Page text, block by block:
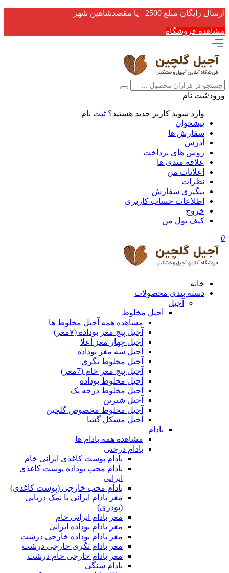
ارسال رایگان مبلغ 2500+ یا مقصدشاهین شهر
مشاهده فروشگاه
ورود/ثبت نام
وارد شوید کاربر جدید هستید؟ ثبت نام
پیشخوان
سفارش ها
آدرس
روش هاي پرداخت
علاقه مندی ها
اعلانات من
نظرات
پیگیری سفارش
اطلاعات حساب كاربری
خروج
کیف پول من
0
خانه
دسته بندی محصولات
آجیل
آجیل مخلوط
مشاهده همه آجیل مخلوط ها
آجیل پنج مغز بوداده (۷مغز)
آجیل چهار مغز اعلا
آجیل سه مغز بوداده
آجیل مخلوط تگری
آجیل پنج مغز خام (7مغز)
آجیل مخلوط بوداده
آجیل مخلوط درجه یک
آجیل شیرین
آجیل مخلوط مخصوص گلچین
آجیل مشکل گشا
بادام
مشاهده همه بادام ها
بادام درختی
بادام پوست کاغذی ایرانی خام
بادام محب بوداده پوست کاغذی
ایرانی
بادام محب خارجی (پوست کاغذی)
مغز بادام ایرانی با نمک دریایی
(پودری)
مغز بادام ایرانی خام
مغز بادام بوداده ایرانی
مغز بادام بوداده خارجی درشت
مغز بادام تگری خارجی درشت
مغز بادام خارجی خام درشت
بادام سنگی